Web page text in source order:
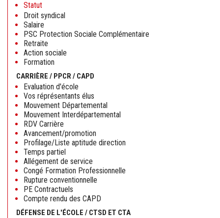
Statut
Droit syndical
Salaire
PSC Protection Sociale Complémentaire
Retraite
Action sociale
Formation
CARRIÈRE / PPCR / CAPD
Evaluation d'école
Vos réprésentants élus
Mouvement Départemental
Mouvement Interdépartemental
RDV Carrière
Avancement/promotion
Profilage/Liste aptitude direction
Temps partiel
Allégement de service
Congé Formation Professionnelle
Rupture conventionnelle
PE Contractuels
Compte rendu des CAPD
DÉFENSE DE L'ÉCOLE / CTSD ET CTA